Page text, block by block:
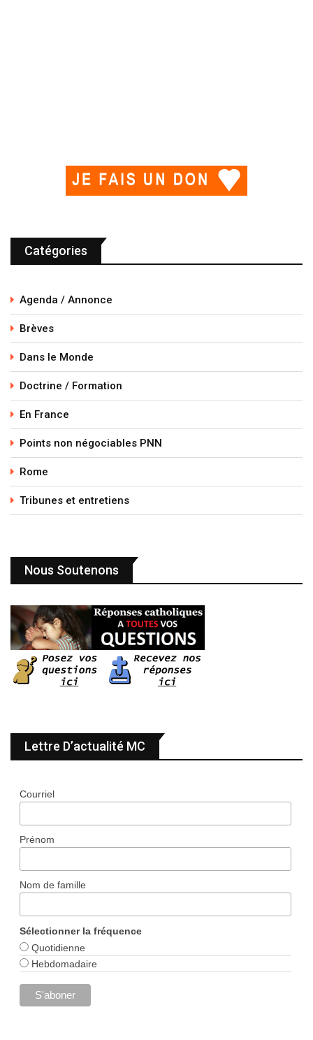
Catégories
Agenda / Annonce
Brèves
Dans le Monde
Doctrine / Formation
En France
Points non négociables PNN
Rome
Tribunes et entretiens
Nous Soutenons
Lettre D’actualité MC
Courriel
Prénom
Nom de famille
Sélectionner la fréquence
Quotidienne
Hebdomadaire